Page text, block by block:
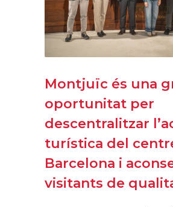
Montjuïc és una
oportunitat per
descentralitzar
turística del
Barcelona i
visitants de